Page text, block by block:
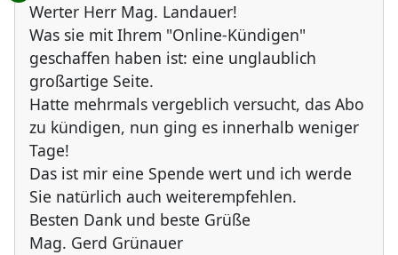
Werter Herr Mag. Landauer!
Was sie mit Ihrem "Online-Kündigen"
geschaffen haben ist: eine unglaublich
großartige Seite.
Hatte mehrmals vergeblich versucht, das Abo
zu kündigen, nun ging es innerhalb weniger
Tage!
Das ist mir eine Spende wert und ich werde
Sie natürlich auch weiterempfehlen.
Besten Dank und beste Grüße
Mag. Gerd Grünauer